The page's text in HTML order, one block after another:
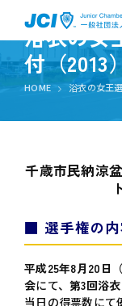
浴衣の女
付（2013
HOME 浴衣の女王
千歳市民納涼
■ 選手権の内
平成25年8月20日（
会にて、第3回浴
当日の得票数にて